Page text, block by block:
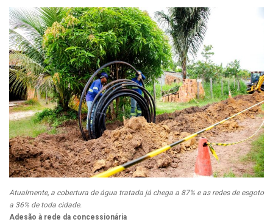
Atualmente, a cobertura de água tratada já chega a 87% e as redes de esgoto
a 36% de toda cidade.
Adesão à rede da concessionária